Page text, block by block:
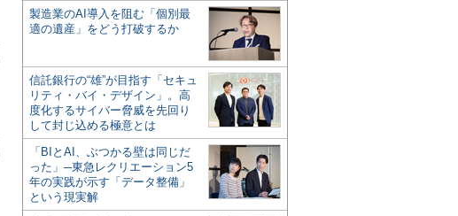
製造業のAI導入を阻む「個別最
適の遺産」をどう打破するか
信託銀行の“雄”が目指す「セキュ
リティ・バイ・デザイン」。高
度化するサイバー脅威を先回り
して封じ込める極意とは
「BIとAI、ぶつかる壁は同じだ
った」─東急レクリエーション5
年の実践が示す「データ整備」
という現実解